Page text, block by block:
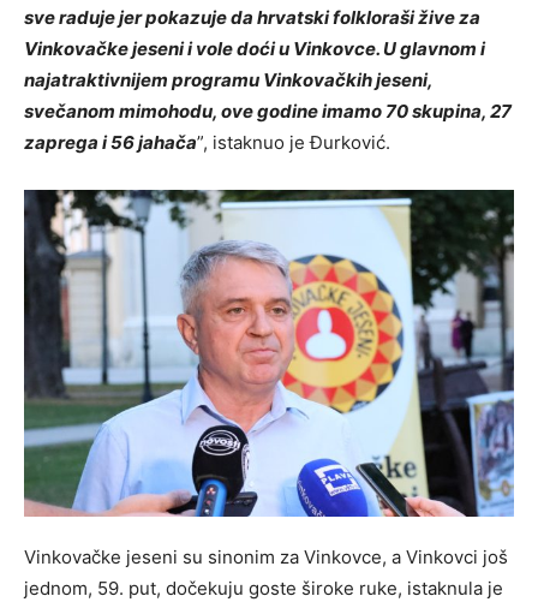
sve raduje jer pokazuje da hrvatski folkloraši žive za
Vinkovačke jeseni i vole doći u Vinkovce. U glavnom i
najatraktivnijem programu Vinkovačkih jeseni,
svečanom mimohodu, ove godine imamo 70 skupina, 27
zaprega i 56 jahača”, istaknuo je Đurković.
Vinkovačke jeseni su sinonim za Vinkovce, a Vinkovci još
jednom, 59. put, dočekuju goste široke ruke, istaknula je